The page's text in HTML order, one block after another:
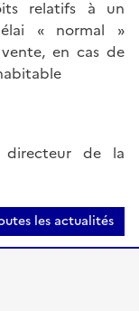
relatifs à un
« normal »
en cas de
directeur de la
les actualités